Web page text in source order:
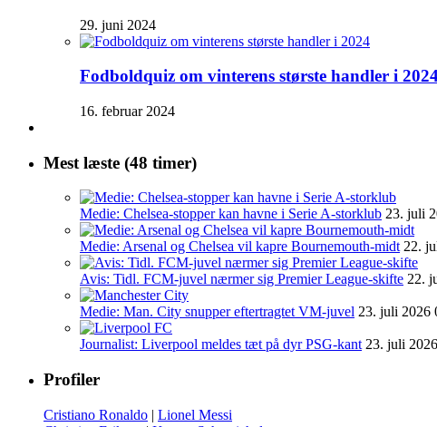
29. juni 2024
Fodboldquiz om vinterens største handler i
16. februar 2024
Mest læste (48 timer)
Medie: Chelsea-stopper kan havne i Serie A-storklub 23. juli
Medie: Arsenal og Chelsea vil kapre Bournemouth-midt 22.
Avis: Tidl. FCM-juvel nærmer sig Premier League-skifte 22.
Medie: Man. City snupper eftertragtet VM-juvel 23. juli 2026
Journalist: Liverpool meldes tæt på dyr PSG-kant 23. juli
Profiler
Cristiano Ronaldo | Lionel Messi